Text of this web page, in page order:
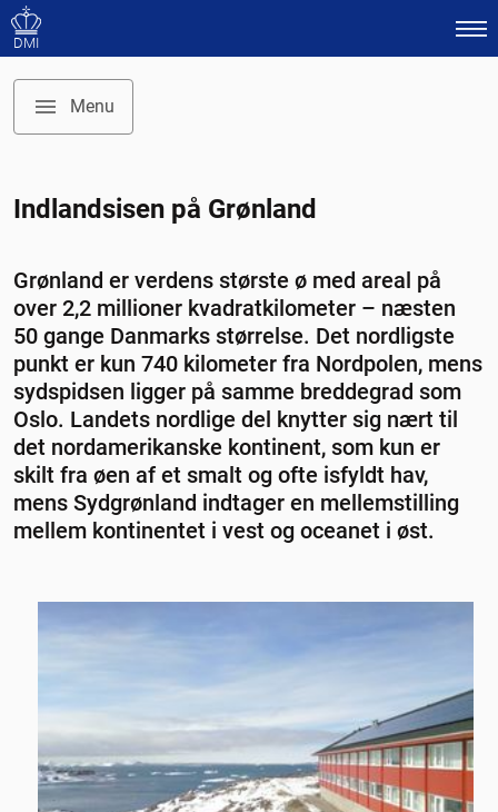
DMI
Menu
Polarkontinentets klima
Iskappen og klimaændringer i Grønland
Den store iskappe
Ishylder og gletsjere
Iskapperne mister masse
Modeller for Indlandsisen i det arktiske drivhus
Observationer af indlandsisens udvikling
Stigende afsmeltning
Indlandsisen på Grønland
Grønland er verdens største ø med areal på
over 2,2 millioner kvadratkilometer – næsten
50 gange Danmarks størrelse. Det nordligste
punkt er kun 740 kilometer fra Nordpolen, mens
sydspidsen ligger på samme breddegrad som
Oslo. Landets nordlige del knytter sig nært til
det nordamerikanske kontinent, som kun er
skilt fra øen af et smalt og ofte isfyldt hav,
mens Sydgrønland indtager en mellemstilling
mellem kontinentet i vest og oceanet i øst.